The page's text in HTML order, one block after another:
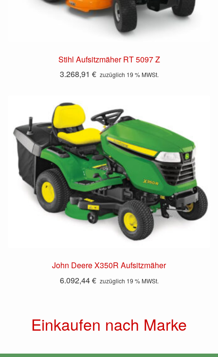
Stihl Aufsitzmäher RT 5097 Z
3.268,91 € zuzüglich 19 % MWSt.
John Deere X350R Aufsitzmäher
6.092,44€ zuzüglich 19 % MWSt.
Einkaufen nach Marke